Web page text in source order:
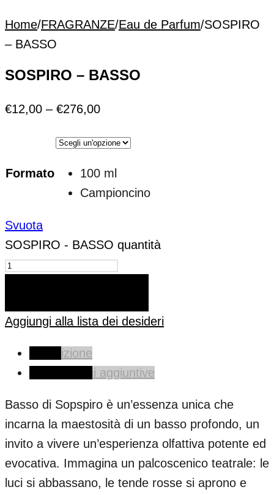
Home/FRAGRANZE/Eau de Parfum/SOSPIRO
– BASSO
SOSPIRO – BASSO
€12,00 – €276,00
Formato
100 ml
Campioncino
Svuota
SOSPIRO - BASSO quantità
Aggiungi alla lista dei desideri
Descrizione
Informazioni aggiuntive
Basso di Sopspiro è un’essenza unica che
incarna la maestosità di un basso profondo, un
invito a vivere un’esperienza olfattiva potente ed
evocativa. Immagina un palcoscenico teatrale: le
luci si abbassano, le tende rosse si aprono e